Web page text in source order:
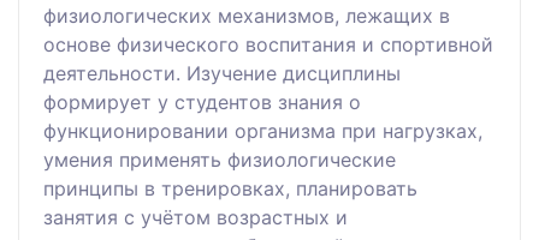
физиологических механизмов, лежащих в
основе физического воспитания и спортивной
деятельности. Изучение дисциплины
формирует у студентов знания о
функционировании организма при нагрузках,
умения применять физиологические
принципы в тренировках, планировать
занятия с учётом возрастных и